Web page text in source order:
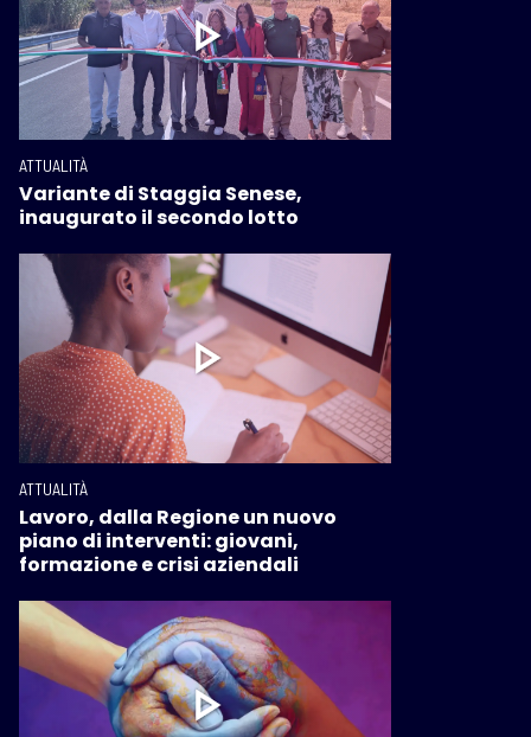
ATTUALITÀ
Variante di Staggia Senese,
inaugurato il secondo lotto
ATTUALITÀ
Lavoro, dalla Regione un nuovo
piano di interventi: giovani,
formazione e crisi aziendali